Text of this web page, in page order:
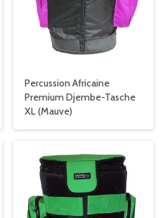
Percussion Africaine
Premium Djembe-Tasche
XL (Mauve)